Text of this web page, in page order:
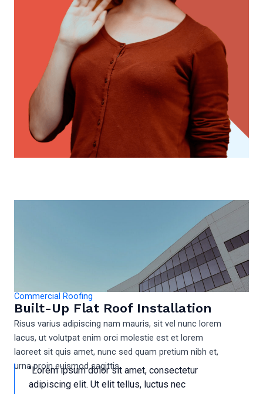
Commercial Roofing
Built-Up Flat Roof Installation
Risus varius adipiscing nam mauris, sit vel nunc lorem
lacus, ut volutpat enim orci molestie est et lorem
laoreet sit quis amet, nunc sed quam pretium nibh et,
urna proin euismod sagittis.
"Lorem ipsum dolor sit amet, consectetur
adipiscing elit. Ut elit tellus, luctus nec